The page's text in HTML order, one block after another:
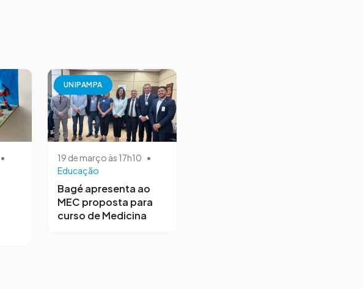
•
UNIPAMPA
19 de março às 17h10 •
Educação
Bagé apresenta ao
MEC proposta para
curso de Medicina